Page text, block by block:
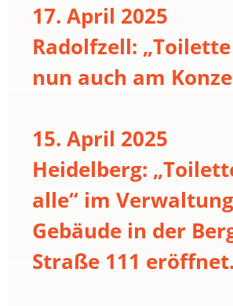
17. April 2025
Radolfzell:
nun auch am
15. April 2025
Heidelberg:
alle“ im
Gebäude in der
Straße 111 eröffnet.